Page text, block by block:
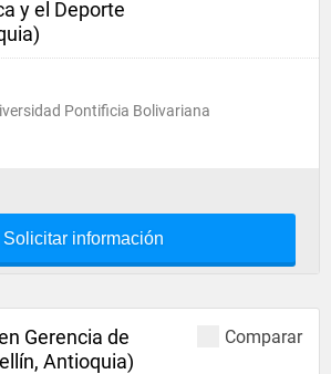
y el Deporte
Pontificia Bolivariana
Solicitar información
Comparar
Gerencia de
Antioquia)